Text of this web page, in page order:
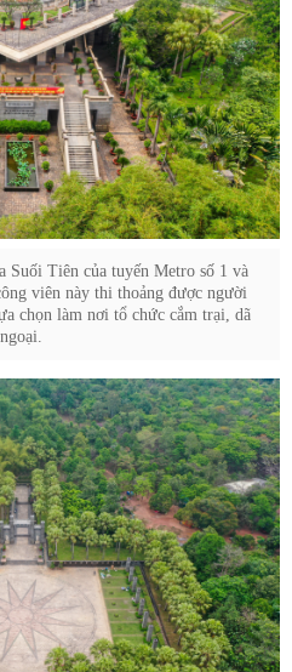
Suối Tiên của tuyến Metro số 1 và
viên này thi thoảng được người
chọn làm nơi tổ chức cắm trại, dã
ngoại.